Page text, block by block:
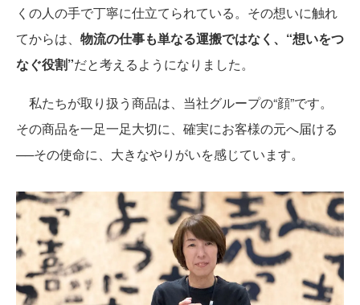
くの人の手で丁寧に仕立てられている。その想いに触れ
てからは、 物流の仕事も単なる運搬ではなく、“想いをつ
なぐ役割”だと考えるようになりました。
私たちが取り扱う商品は、当社グループの“顔”です。
その商品を一足一足大切に、確実にお客様の元へ届ける
──その使命に、大きなやりがいを感じています。